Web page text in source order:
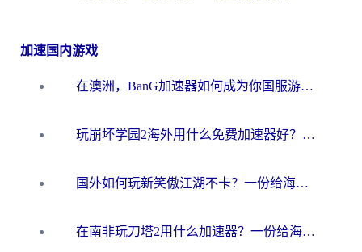
加速国内游戏
在澳洲，BanG加速器如何成为你国服游戏的“时光机”？
玩崩坏学园2海外用什么免费加速器好？2026海外党亲测国服游戏加速指南
国外如何玩新笑傲江湖不卡？一份给海外游子的终极网络指南
在南非玩刀塔2用什么加速器？一份给海外游子的终极生存指南